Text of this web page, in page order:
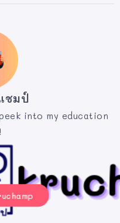
ชมป์
into my education